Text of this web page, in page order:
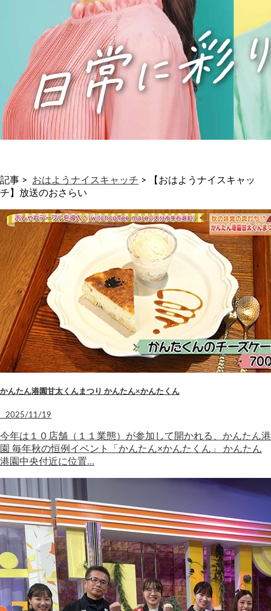
記事 > おはようナイスキャッチ >
【おはようナイスキャッ
チ】放送のおさらい
かんたん港園甘太くんまつり かんたん×かんたくん
2025/11/19
今年は１０店舗（１１業態）が参加して開かれる、かんたん港
園 毎年秋の恒例イベント「かんたん×かんたくん」 かんたん
港園中央付近に位置…